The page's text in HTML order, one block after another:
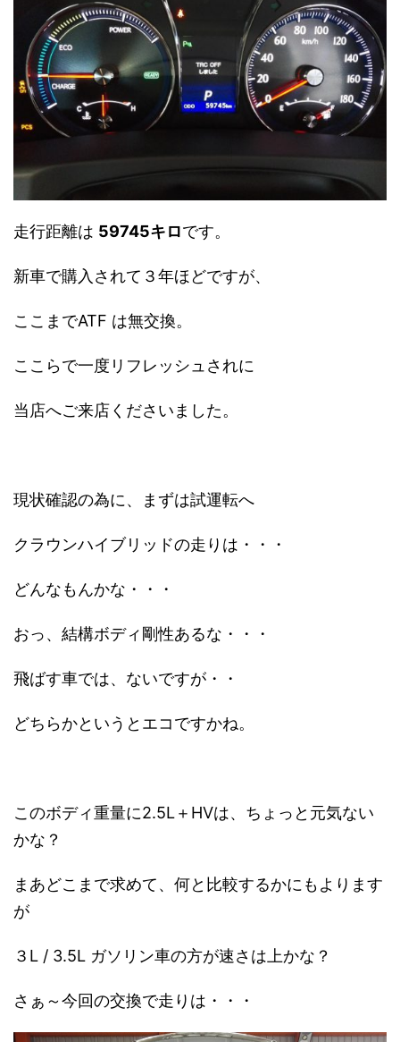
走行距離は 59745キロです。
新車で購入されて３年ほどですが、
ここまでATF は無交換。
ここらで一度リフレッシュされに
当店へご来店くださいました。
現状確認の為に、まずは試運転へ
クラウンハイブリッドの走りは・・・
どんなもんかな・・・
おっ、結構ボディ剛性あるな・・・
飛ばす車では、ないですが・・
どちらかというとエコですかね。
このボディ重量に2.5L＋HVは、ちょっと元気ない
かな？
まあどこまで求めて、何と比較するかにもよります
が
３L / 3.5L ガソリン車の方が速さは上かな？
さぁ～今回の交換で走りは・・・